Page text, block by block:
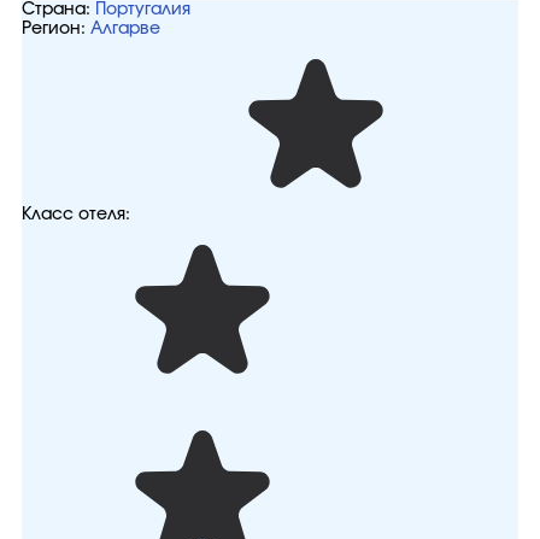
Страна:
Португалия
Регион: Алгарве
Класс отеля: